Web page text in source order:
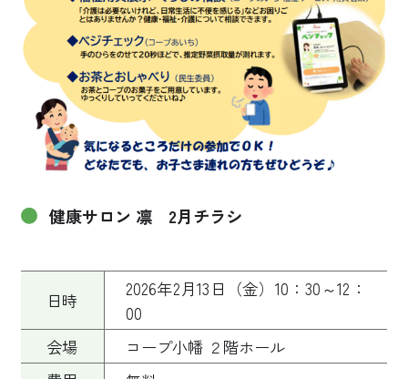
e-フレンズ
お店のチラシ
よくあるご質問
採用情報
健康サロン 凛 2月チラシ
日時
2026年2月13日（金）10：30～12：
00
会場
コープ小幡 ２階ホール